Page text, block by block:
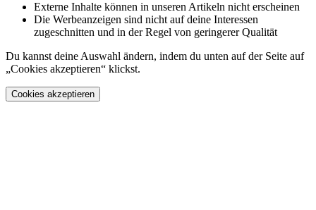
Externe Inhalte können in unseren Artikeln nicht erscheinen
Die Werbeanzeigen sind nicht auf deine Interessen
zugeschnitten und in der Regel von geringerer Qualität
Du kannst deine Auswahl ändern, indem du unten auf der Seite auf
„Cookies akzeptieren“ klickst.
Cookies akzeptieren